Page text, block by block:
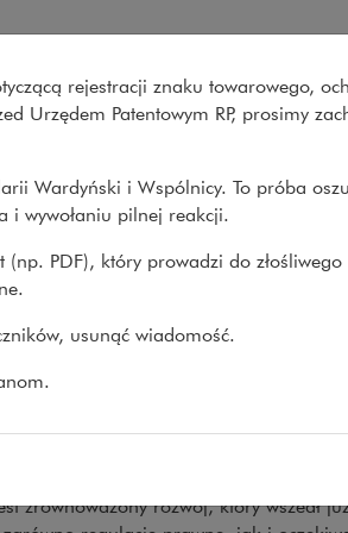
robimy O nas Nasze
WIRON, klauzule waloryzacyjne,
zrównoważony rozwój, który wszedł
rejestracji znaku towarowego,
Urzędem Patentowym RP, prosimy
Wardyński i Wspólnicy. To próba
i wywołaniu pilnej reakcji.
PDF), który prowadzi do złośliwego
usunąć wiadomość.